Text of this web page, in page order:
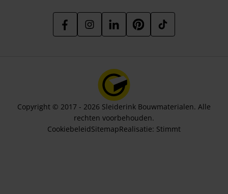
Copyright © 2017 - 2026 Sleiderink Bouwmaterialen. Alle
rechten voorbehouden.
CookiebeleidSitemapRealisatie: Stimmt